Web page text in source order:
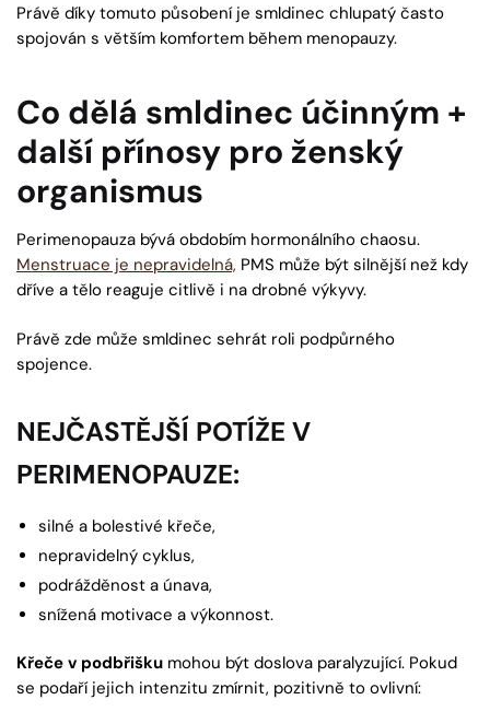
Právě díky tomuto působení je smldinec chlupatý často
spojován s větším komfortem během menopauzy.
Co dělá smldinec účinným +
další přínosy pro ženský
organismus
Perimenopauza bývá obdobím hormonálního chaosu.
Menstruace je nepravidelná, PMS může být silnější než kdy
dříve a tělo reaguje citlivě i na drobné výkyvy.
Právě zde může smldinec sehrát roli podpůrného
spojence.
NEJČASTĚJŠÍ POTÍŽE V
PERIMENOPAUZE:
silné a bolestivé křeče,
nepravidelný cyklus,
podrážděnost a únava,
snížená motivace a výkonnost.
Křeče v podbřišku mohou být doslova paralyzující. Pokud
se podaří jejich intenzitu zmírnit, pozitivně to ovlivní: